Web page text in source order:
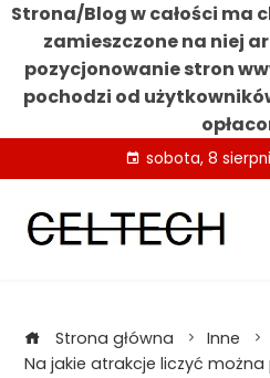
Strona/Blog w całości ma
zamieszczone na niej
pozycjonowanie stron
pochodzi od
to
content
sobota, 8
Strona główna
Inne
Na jakie atrakcje liczyć